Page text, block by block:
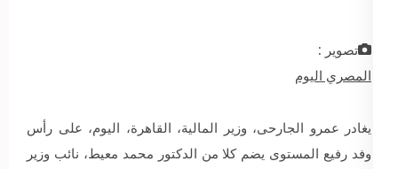
تصوير :
المصري اليوم
يغادر عمرو الجارحى، وزير المالية، القاهرة، اليوم، على رأس
وفد رفيع المستوى يضم كلا من الدكتور محمد معيط، نائب وزير